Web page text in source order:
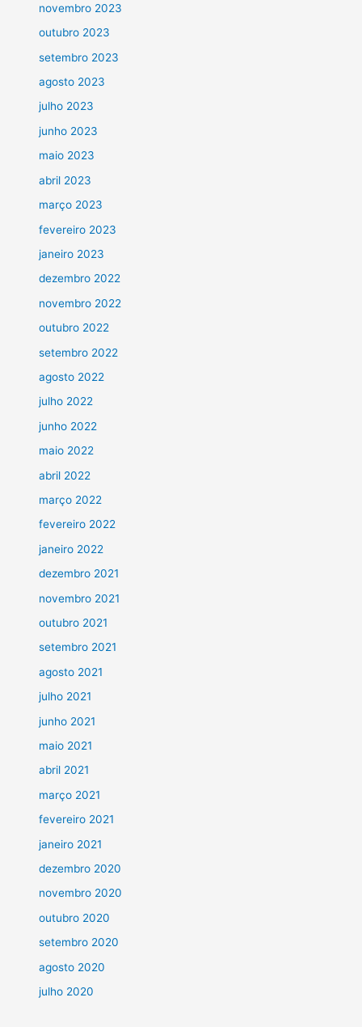
novembro 2023
outubro 2023
setembro 2023
agosto 2023
julho 2023
junho 2023
maio 2023
abril 2023
março 2023
fevereiro 2023
janeiro 2023
dezembro 2022
novembro 2022
outubro 2022
setembro 2022
agosto 2022
julho 2022
junho 2022
maio 2022
abril 2022
março 2022
fevereiro 2022
janeiro 2022
dezembro 2021
novembro 2021
outubro 2021
setembro 2021
agosto 2021
julho 2021
junho 2021
maio 2021
abril 2021
março 2021
fevereiro 2021
janeiro 2021
dezembro 2020
novembro 2020
outubro 2020
setembro 2020
agosto 2020
julho 2020